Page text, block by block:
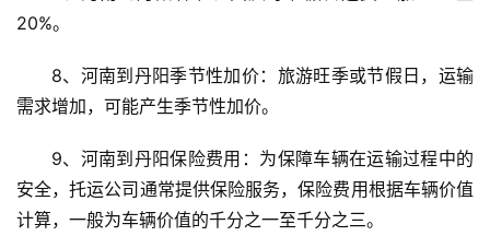
20%。
8、河南到丹阳季节性加价：旅游旺季或节假日，运输
需求增加，可能产生季节性加价。
9、河南到丹阳保险费用：为保障车辆在运输过程中的
安全，托运公司通常提供保险服务，保险费用根据车辆价值
计算，一般为车辆价值的千分之一至千分之三。